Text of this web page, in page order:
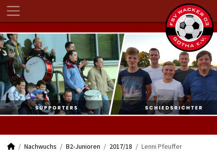
Nachwuchs B2-Junioren 2017/18 Lenni Pfeuffer